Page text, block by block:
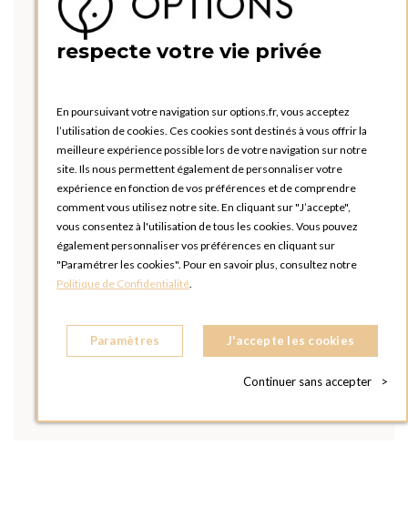
respecte votre vie privée
En poursuivant votre navigation sur options.fr, vous acceptez
l’utilisation de cookies. Ces cookies sont destinés à vous offrir la
meilleure expérience possible lors de votre navigation sur notre
site. Ils nous permettent également de personnaliser votre
expérience en fonction de vos préférences et de comprendre
comment vous utilisez notre site. En cliquant sur "J’accepte",
vous consentez à l'utilisation de tous les cookies. Vous pouvez
également personnaliser vos préférences en cliquant sur
"Paramétrer les cookies". Pour en savoir plus, consultez notre
Politique de Confidentialité.
Paramètres J'accepte les cookies
Continuer sans accepter >